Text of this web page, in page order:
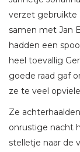
verzet gebruikte
samen met Jan
hadden een
heel toevallig
goede raad gaf
ze te veel
Ze
onrustige nacht
stelletje naar de